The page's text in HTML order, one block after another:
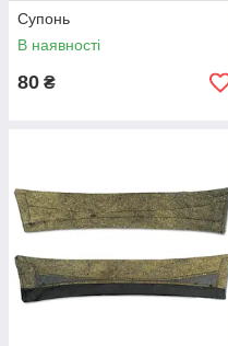
Супонь
В наявності
80 ₴